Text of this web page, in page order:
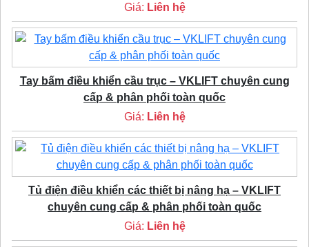
Giá: Liên hệ
Tay bấm điều khiển cầu trục – VKLIFT chuyên cung
cấp & phân phối toàn quốc
Giá: Liên hệ
Tủ điện điều khiển các thiết bị nâng hạ – VKLIFT
chuyên cung cấp & phân phối toàn quốc
Giá: Liên hệ